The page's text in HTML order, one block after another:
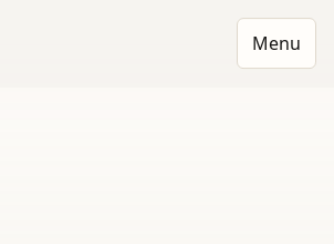
Menu